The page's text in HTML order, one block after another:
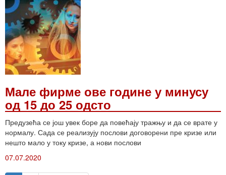
Мале фирме ове године у минусу
од 15 до 25 одсто
Предузећа се још увек боре да повећају тражњу и да се врате у
нормалу. Сада се реализују послови договорени пре кризе или
нешто мало у току кризе, а нови послови
07.07.2020